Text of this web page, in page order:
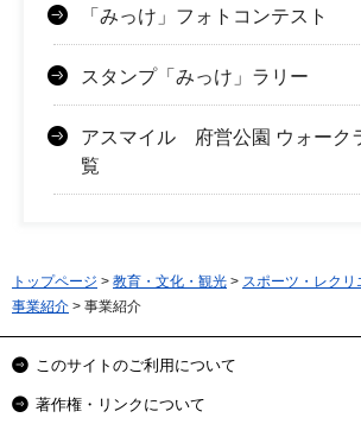
「みっけ」フォトコンテスト
スタンプ「みっけ」ラリー
アスマイル 府営公園 ウォーク
覧
トップページ > 教育・文化・観光 > スポーツ・レクリ
事業紹介 > 事業紹介
このサイトのご利用について
著作権・リンクについて